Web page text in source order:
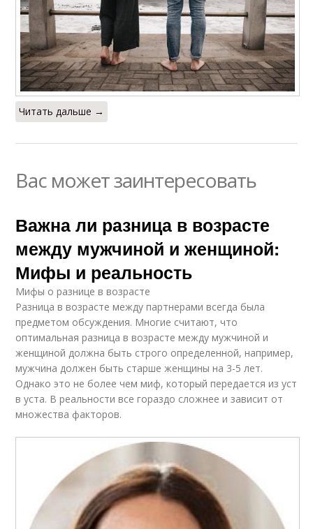
Читать дальше →
Вас может заинтересовать
Важна ли разница в возрасте
между мужчиной и женщиной:
Мифы и реальность
Мифы о разнице в возрасте
Разница в возрасте между партнерами всегда была
предметом обсуждения. Многие считают, что
оптимальная разница в возрасте между мужчиной и
женщиной должна быть строго определенной, например,
мужчина должен быть старше женщины на 3-5 лет.
Однако это не более чем миф, который передается из уст
в уста. В реальности все гораздо сложнее и зависит от
множества факторов.